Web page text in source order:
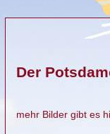
Der
mehr Bilder gibt es